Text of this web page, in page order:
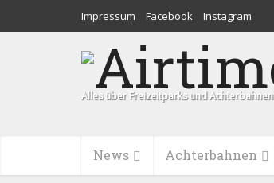
Impressum Facebook Instagram
Alles über Freizeitparks und Achterbahnen
News Achterbahnen